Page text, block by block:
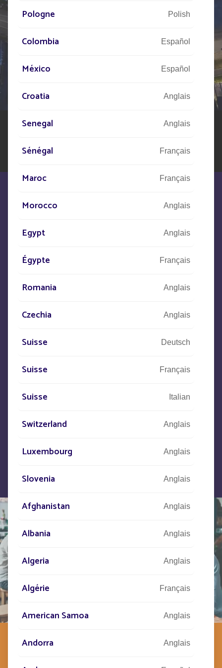
DE VOTRE PROJET
dans le monde pour vous accompagner dans votre
projet d'éclairage public solaire.
Nous sommes à votre écoute pour
répondre à vos besoins
(0)5 53 77 97 41
Décrivez-nous votre projet,
L'ESPRIT FONROCHE
INCARNEZ CE NOUVEAU
Pologne Polish
Colombia Español
México Español
Croatia Anglais
Senegal Anglais
Sénégal Français
Maroc Français
Morocco Anglais
Egypt Anglais
Égypte Français
Romania Anglais
Czechia Anglais
Suisse Deutsch
Suisse Français
Suisse Italian
Switzerland Anglais
Luxembourg Anglais
Slovenia Anglais
Afghanistan Anglais
Albania Anglais
Algeria Anglais
Algérie Français
American Samoa Anglais
Andorra Anglais